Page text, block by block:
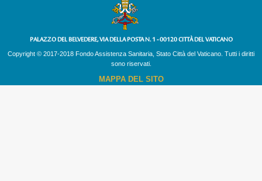
PALAZZO DEL BELVEDERE, VIA DELLA POSTA N. 1 - 00120 CITTÀ DEL VATICANO
Copyright © 2017-2018 Fondo Assistenza Sanitaria, Stato Città del Vaticano. Tutti i diritti
sono riservati.
MAPPA DEL SITO